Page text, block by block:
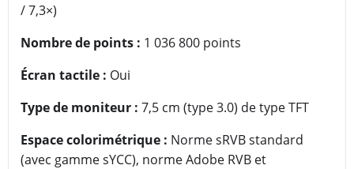
/ 7,3×)
Nombre de points : 1 036 800 points
Écran tactile : Oui
Type de moniteur : 7,5 cm (type 3.0) de type TFT
Espace colorimétrique : Norme sRVB standard
(avec gamme sYCC), norme Adobe RVB et